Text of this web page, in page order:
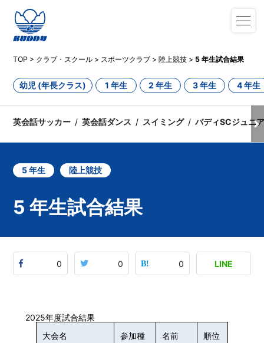
TOP > クラブ・スクール > スポーツクラブ >陸上競技 >5 年生試合結果
幼児 (年長クラス) 1 年生 2 年生 3 年生 4 年生
英会話サッカー 英会話ダンス スイミング バディSCジュニ
5 年生 陸上競技
5 年生試合結果
0 0 0 LINE
2025年度試合結果
大会名
参加種
名前 順位